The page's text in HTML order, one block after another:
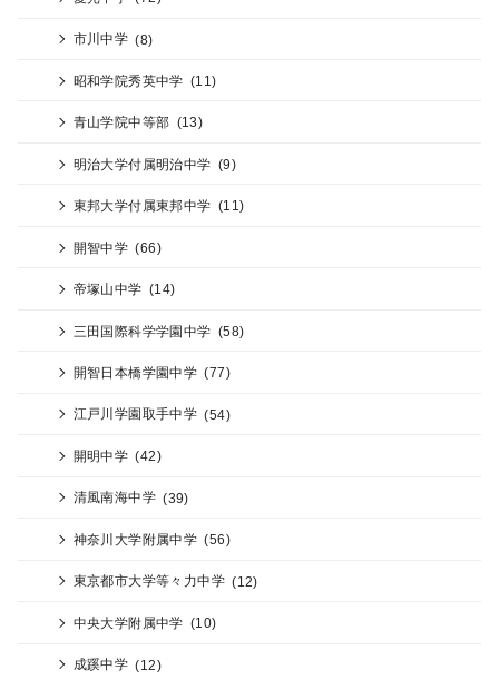
市川中学 (8)
昭和学院秀英中学 (11)
青山学院中等部 (13)
明治大学付属明治中学 (9)
東邦大学付属東邦中学 (11)
開智中学 (66)
帝塚山中学 (14)
三田国際科学学園中学 (58)
開智日本橋学園中学 (77)
江戸川学園取手中学 (54)
開明中学 (42)
清風南海中学 (39)
神奈川大学附属中学 (56)
東京都市大学等々力中学 (12)
中央大学附属中学 (10)
成蹊中学 (12)